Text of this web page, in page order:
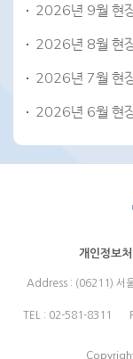
2026년 9월 현
2026년 8월 현
2026년 7월 현
2026년 6월 현
개인정보
Address : (06211) 서
TEL : 02-581-8311